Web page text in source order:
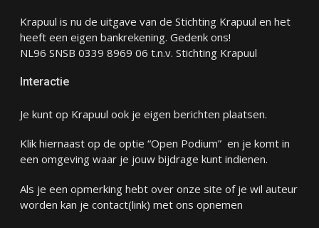
Krapuul is nu de uitgave van de Stichting Krapuul en het
heeft een eigen bankrekening. Gedenk ons!
NL96 SNSB 0339 8969 06 t.n.v. Stichting Krapuul
Interactie
Je kunt op Krapuul ook je eigen berichten plaatsen.
Klik hiernaast op de optie “Open Podium” en je komt in
een omgeving waar je jouw bijdrage kunt indienen.
Als je een opmerking hebt over onze site of je wil auteur
worden kan je contact(link) met ons opnemen